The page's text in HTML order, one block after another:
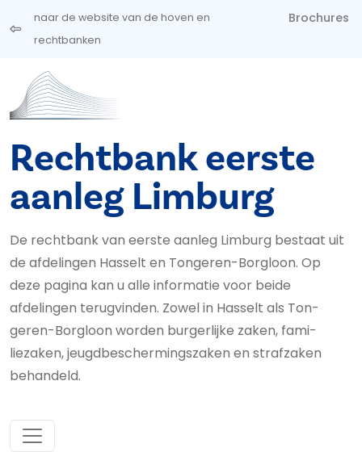
Overslaan en naar de inhoud gaan
naar de website van de hoven en
rechtbanken
Brochures
Rechtbank eerste
aanleg Limburg
De rechtbank van eerste aanleg Limburg bestaat uit
de afdelingen Hasselt en Tongeren-Borgloon. Op
deze pagina kan u alle informatie voor beide
afdelingen terugvinden. Zowel in Hasselt als Ton­
geren-Borgloon worden burgerlijke zaken, fa­mi­
liezaken, jeugd­be­scher­mings­za­ken en straf­zaken
behandeld.